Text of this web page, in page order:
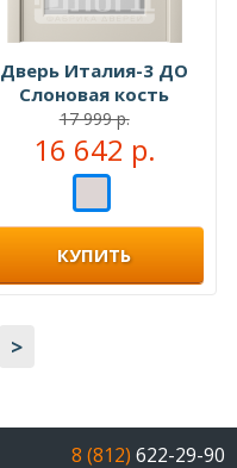
Дверь Италия-3 ДО
Слоновая кость
17 999 р.
16 642 р.
КУПИТЬ
>
8 (812) 622-29-90